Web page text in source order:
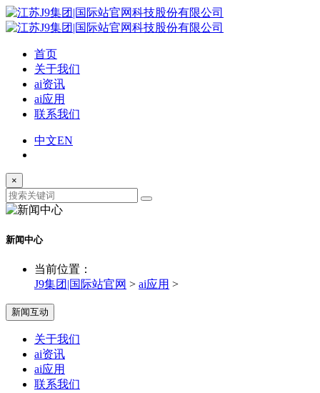
首页
关于我们
ai资讯
ai应用
联系我们
中文EN
×
新闻中心
当前位置：
J9集团|国际站官网 > ai应用 >
新闻互动
关于我们
ai资讯
ai应用
联系我们